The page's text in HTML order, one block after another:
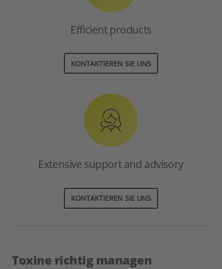
Efficient products
KONTAKTIEREN SIE UNS
Extensive support and advisory
KONTAKTIEREN SIE UNS
Toxine richtig managen